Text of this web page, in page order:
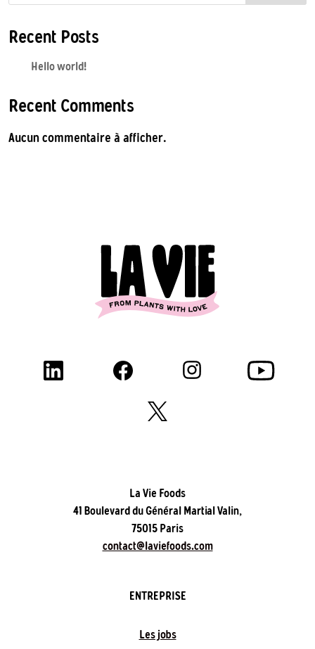
Recent Posts
Hello world!
Recent Comments
Aucun commentaire à afficher.
La Vie Foods
41 Boulevard du Général Martial Valin,
75015 Paris
contact@laviefoods.com
ENTREPRISE
Les jobs